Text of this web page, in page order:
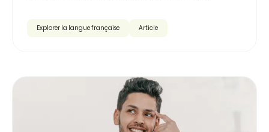
Explorer la langue française Article